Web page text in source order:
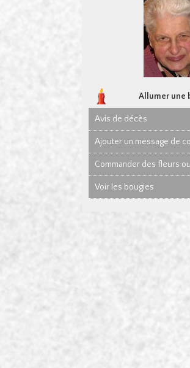
Allumer une
Avis de décès
Ajouter un message de
Commander des fleurs
Voir les bougies